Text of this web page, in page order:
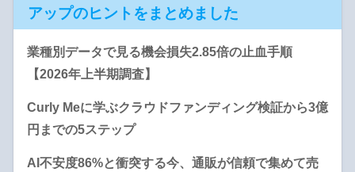
アップのヒントをまとめました
業種別データで見る機会損失2.85倍の止血手順
【2026年上半期調査】
Curly Meに学ぶクラウドファンディング検証から3億
円までの5ステップ
AI不安度86%と衝突する今、通販が信頼で集めて売